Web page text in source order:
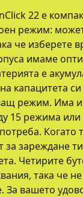
22 е
режим:
че изберете
имаме
е
капацитета
режим. Има и
15 режима
Когато
за зареждане
Четирите
така че
За вашето